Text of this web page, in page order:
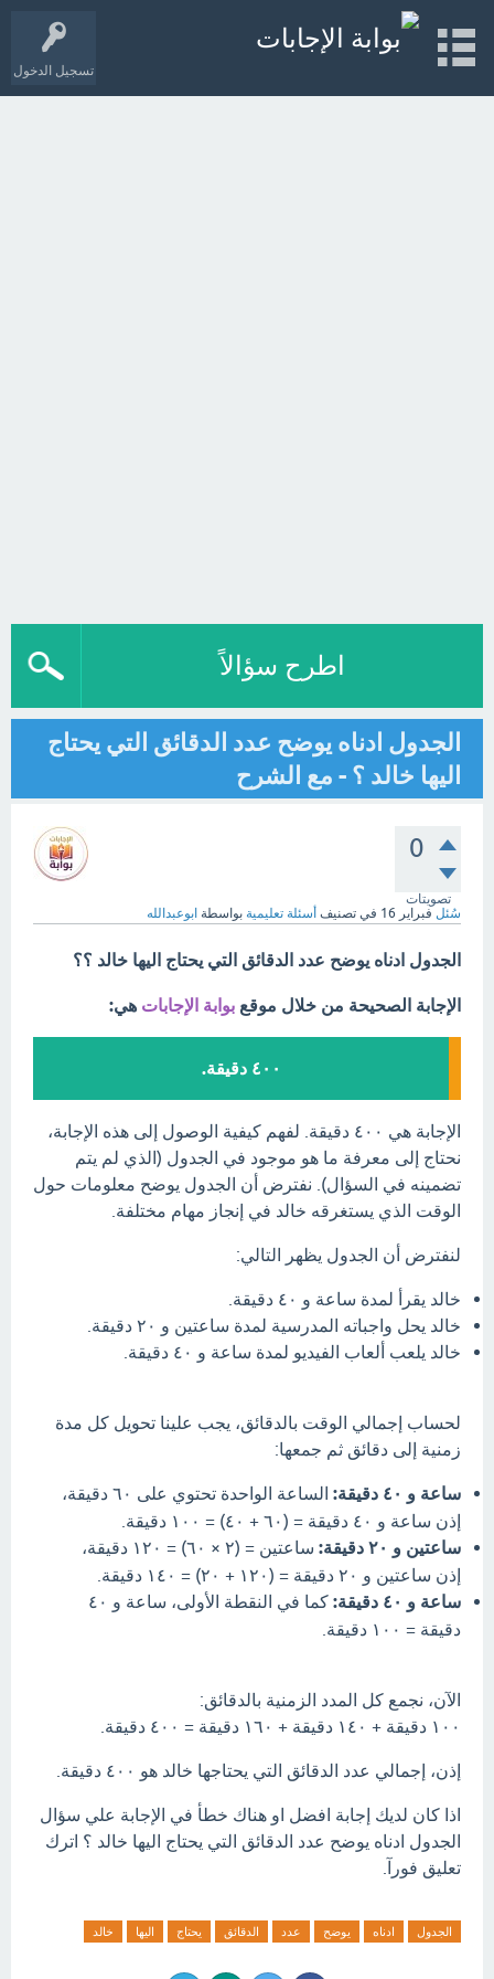
تسجيل الدخول
اطرح سؤالاً
الجدول ادناه يوضح عدد الدقائق التي يحتاج
اليها خالد ؟ - مع الشرح
0
تصويتات
سُئل فبراير 16 في تصنيف أسئلة تعليمية بواسطة ابوعبدالله
الجدول ادناه يوضح عدد الدقائق التي يحتاج اليها خالد ؟؟
الإجابة الصحيحة من خلال موقع بوابة الإجابات هي:
٤٠٠ دقيقة.
الإجابة هي ٤٠٠ دقيقة. لفهم كيفية الوصول إلى هذه الإجابة،
نحتاج إلى معرفة ما هو موجود في الجدول (الذي لم يتم
تضمينه في السؤال). نفترض أن الجدول يوضح معلومات حول
الوقت الذي يستغرقه خالد في إنجاز مهام مختلفة.
لنفترض أن الجدول يظهر التالي:
خالد يقرأ لمدة ساعة و ٤٠ دقيقة.
خالد يحل واجباته المدرسية لمدة ساعتين و ٢٠ دقيقة.
خالد يلعب ألعاب الفيديو لمدة ساعة و ٤٠ دقيقة.
لحساب إجمالي الوقت بالدقائق، يجب علينا تحويل كل مدة
زمنية إلى دقائق ثم جمعها:
ساعة و ٤٠ دقيقة:
الساعة الواحدة تحتوي على ٦٠ دقيقة،
إذن ساعة و ٤٠ دقيقة = (٦٠ + ٤٠) = ١٠٠ دقيقة.
ساعتين و ٢٠ دقيقة:
ساعتين = (٢ × ٦٠) = ١٢٠ دقيقة،
إذن ساعتين و ٢٠ دقيقة = (١٢٠ + ٢٠) = ١٤٠ دقيقة.
ساعة و ٤٠ دقيقة:
كما في النقطة الأولى، ساعة و ٤٠
دقيقة = ١٠٠ دقيقة.
الآن، نجمع كل المدد الزمنية بالدقائق:
١٠٠ دقيقة + ١٤٠ دقيقة + ١٦٠ دقيقة = ٤٠٠ دقيقة.
إذن، إجمالي عدد الدقائق التي يحتاجها خالد هو ٤٠٠ دقيقة.
اذا كان لديك إجابة افضل او هناك خطأ في الإجابة علي سؤال
الجدول ادناه يوضح عدد الدقائق التي يحتاج اليها خالد ؟ اترك
تعليق فورآ.
الجدول ادناه يوضح عدد الدقائق يحتاج اليها خالد